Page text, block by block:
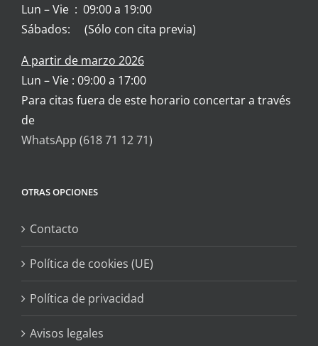
Lun – Vie : 09:00 a 19:00
Sábados: (Sólo con cita previa)
A partir de marzo 2026
Lun – Vie : 09:00 a 17:00
Para citas fuera de este horario concertar a través
de
WhatsApp (618 71 12 71)
OTRAS OPCIONES
Contacto
Política de cookies (UE)
Política de privacidad
Avisos legales